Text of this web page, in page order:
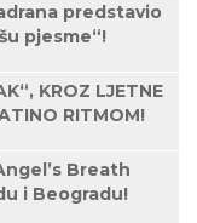
predstavio
pjesme“!
KROZ LJETNE
RITMOM!
Breath
i Beogradu!